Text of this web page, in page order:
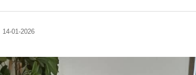
14-01-2026